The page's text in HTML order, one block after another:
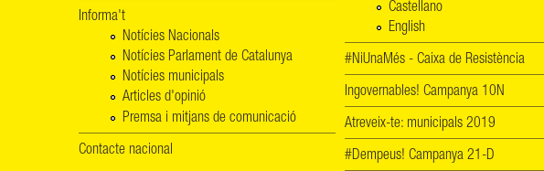
Informa't
Notícies Nacionals
Notícies Parlament de Catalunya
Notícies municipals
Articles d'opinió
Premsa i mitjans de comunicació
Contacte nacional
Castellano
English
#NiUnaMés - Caixa de Resistència
Ingovernables! Campanya 10N
Atreveix-te: municipals 2019
#Dempeus! Campanya 21-D